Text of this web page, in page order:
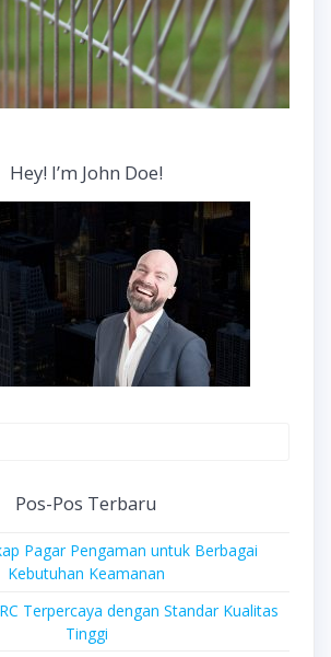
Hey! I’m John Doe!
Pos-Pos Terbaru
Pagar Pengaman untuk Berbagai
Kebutuhan Keamanan
Terpercaya dengan Standar Kualitas
Tinggi